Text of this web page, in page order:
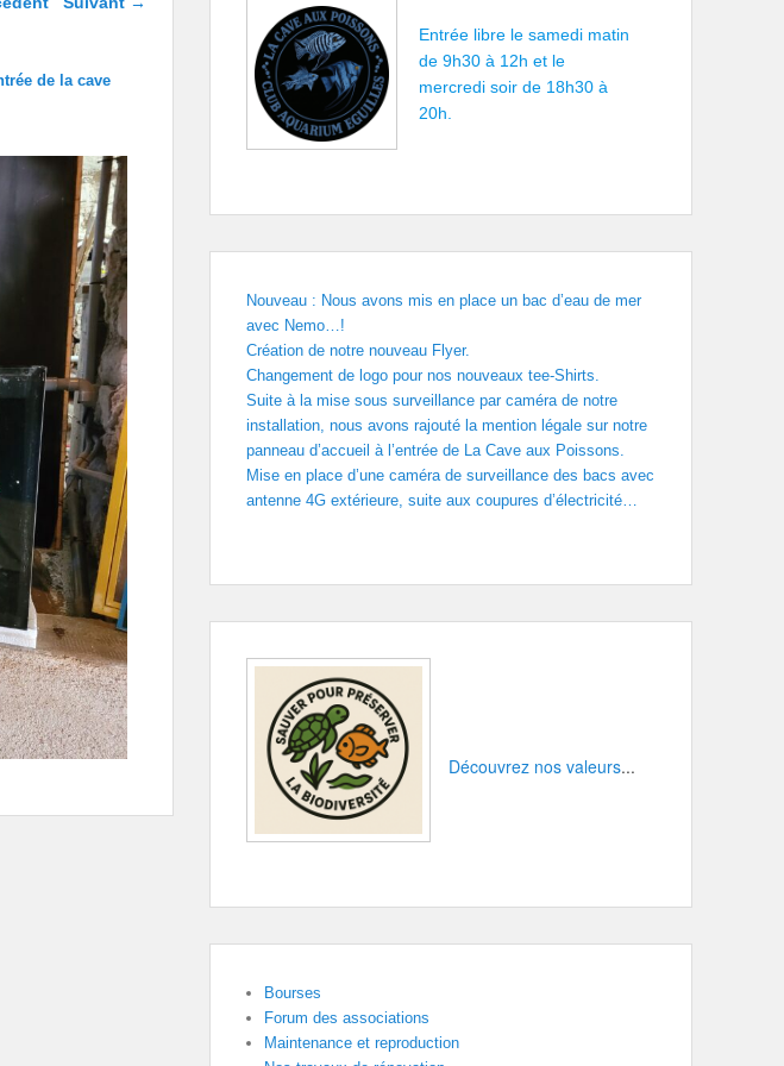
de la cave
Entrée libre le samedi matin
de 9h30 à 12h et le
mercredi soir de 18h30 à
20h.
Nouveau : Nous avons mis en place un bac d’eau de mer
avec Nemo…!
Création de notre nouveau Flyer.
Changement de logo pour nos nouveaux tee-Shirts.
Suite à la mise sous surveillance par caméra de notre
installation, nous avons rajouté la mention légale sur notre
panneau d’accueil à l’entrée de La Cave aux Poissons.
Mise en place d’une caméra de surveillance des bacs avec
antenne 4G extérieure, suite aux coupures d’électricité…
Découvrez nos valeurs...
Bourses
Forum des associations
Maintenance et reproduction